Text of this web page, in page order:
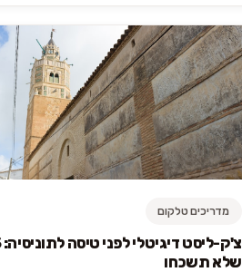
מדריכים טלקום
שלא תשכחו